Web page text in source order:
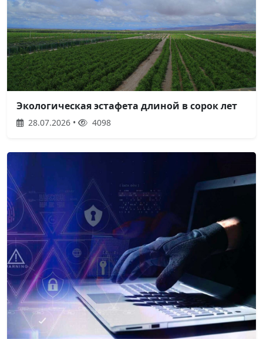
Экологическая эстафета длиной в сорок лет
28.07.2026 • 4098